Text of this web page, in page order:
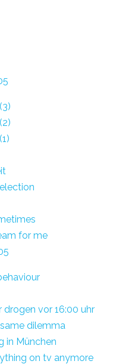
for me
drogen vor 16:00 uhr
dilemma
in München
on tv anymore